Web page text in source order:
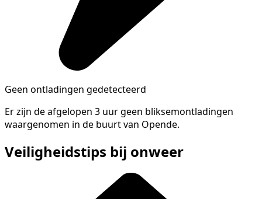
Geen ontladingen gedetecteerd
Er zijn de afgelopen 3 uur geen bliksemontladingen
waargenomen in de buurt van Opende.
Veiligheidstips bij onweer